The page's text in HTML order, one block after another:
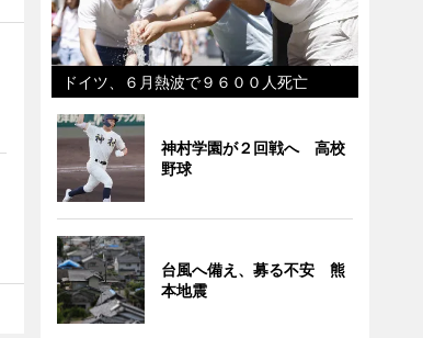
ドイツ、６月熱波で９６００人死亡
神村学園が２回戦へ 高校
野球
台風へ備え、募る不安 熊
本地震